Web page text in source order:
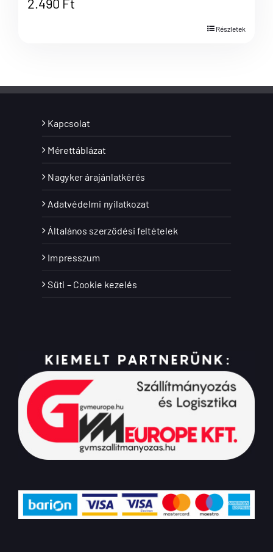
Részletek
Kapcsolat
Mérettáblázat
Nagyker árajánlatkérés
Adatvédelmi nyilatkozat
Általános szerződési feltételek
Impresszum
Süti – Cookie kezelés